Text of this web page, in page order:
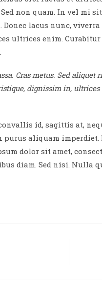
non quam. In vel mi
lacus nunc, viverra
ultrices enim.
Cras metus. Sed aliquet
dignissim in, ultrices
id, sagittis at,
aliquam imperdiet.
dolor sit amet,
diam. Sed nisi. Nulla